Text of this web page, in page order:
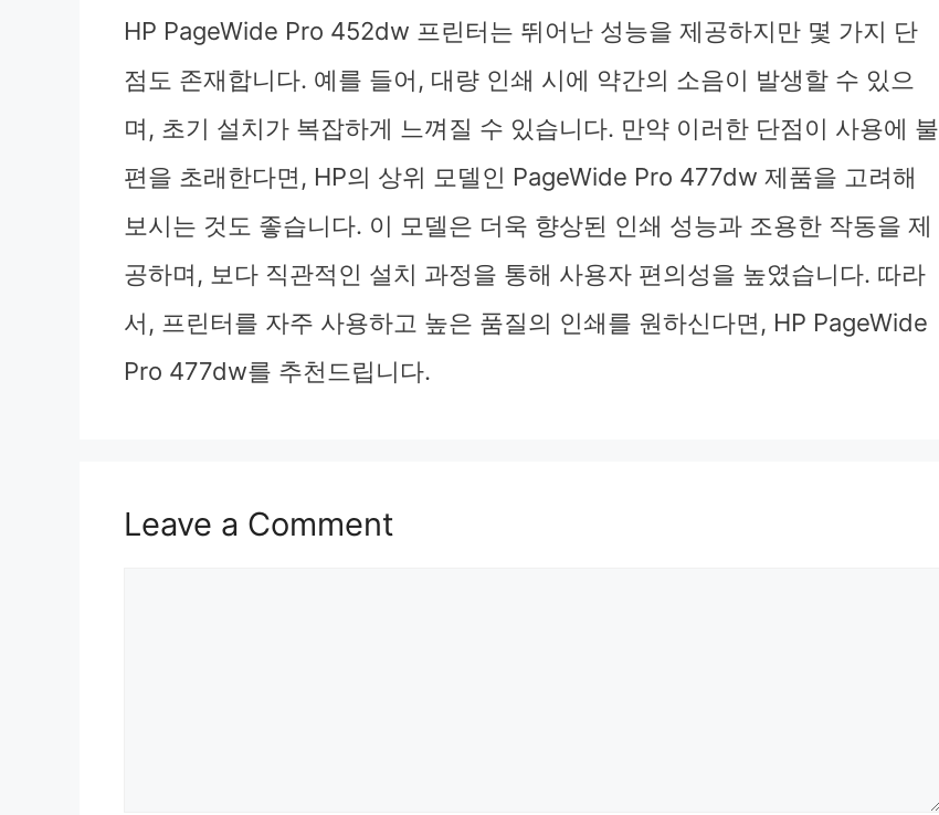
HP PageWide Pro 452dw 프린터는 뛰어난 성능을 제공하지만 몇 가지 단
점도 존재합니다. 예를 들어, 대량 인쇄 시에 약간의 소음이 발생할 수 있으
며, 초기 설치가 복잡하게 느껴질 수 있습니다. 만약 이러한 단점이 사용에 불
편을 초래한다면, HP의 상위 모델인 PageWide Pro 477dw 제품을 고려해
보시는 것도 좋습니다. 이 모델은 더욱 향상된 인쇄 성능과 조용한 작동을 제
공하며, 보다 직관적인 설치 과정을 통해 사용자 편의성을 높였습니다. 따라
서, 프린터를 자주 사용하고 높은 품질의 인쇄를 원하신다면, HP PageWide
Pro 477dw를 추천드립니다.
Leave a Comment